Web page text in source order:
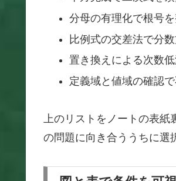
分母の有理化で根号
比例式の交差法で分
置き換えによる次数
定義域と値域の確認
上のリストをノートの表紙
の問題に向き合ううちに選